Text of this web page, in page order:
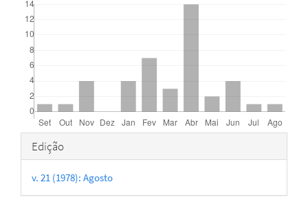
Detalhes
do
artigo
Edição
v. 21 (1978): Agosto